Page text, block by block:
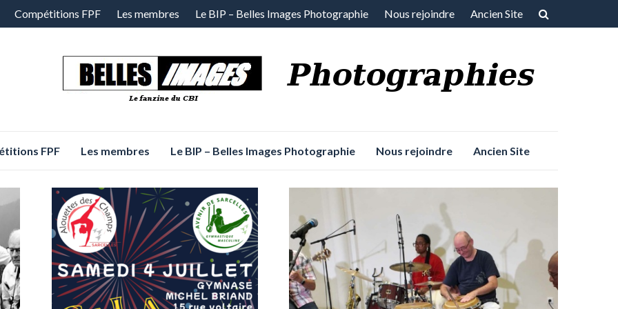
Compétitions FPF Les membres Le BIP – Belles Images Photographie Nous rejoindre Ancien Site
FPF Les membres Le BIP – Belles Images Photographie Nous rejoindre Ancien Site